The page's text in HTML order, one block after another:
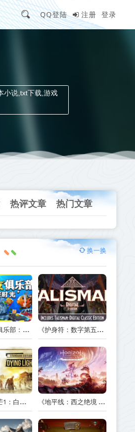
QQ登陆 注册 登录
小说,txt下载,游戏
热评文章 热门文章
换一换
《全球鱼友俱乐部：放置好时光 Tiny Aquarium Social Fishkeeping》v1.17.2-免安装中文版丨中文版网盘下载 《护身符：数字第五版|圣符国度：数字第五版 Talisman Digital 5th Edition》v86596-全DLC免安装中文版丨中文版网盘下载
《消逝的光芒1：白金版 Dying Light》v1.54.0-10周年纪念版+全DLC+送修改器+赠100+完美通关存档+赠教程+赠其它附件【局域网联机】丨中文版网盘下载 《地平线：西之绝境 Horizon Forbidden West™》v1.5.80.0-附存档+修改器丨中文版网盘下载